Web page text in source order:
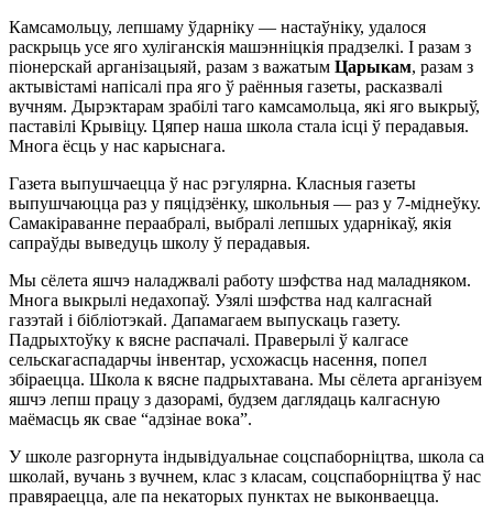
Камсамольцу, лепшаму ўдарніку — настаўніку, удалося
раскрыць усе яго хуліганскія машэнніцкія прадзелкі. І разам з
піонерскай арганізацыяй, разам з важатым Царыкам, разам з
актывістамі напісалі пра яго ў раённыя газеты, расказвалі
вучням. Дырэктарам зрабілі таго камсамольца, які яго выкрыў,
паставілі Крывіцу. Цяпер наша школа стала ісці ў перадавыя.
Многа ёсць у нас карыснага.
Газета выпушчаецца ў нас рэгулярна. Класныя газеты
выпушчаюцца раз у пяцідзёнку, школьныя — раз у 7-міднеўку.
Самакіраванне пераабралі, выбралі лепшых ударнікаў, якія
сапраўды выведуць школу ў перадавыя.
Мы сёлета яшчэ наладжвалі работу шэфства над маладняком.
Многа выкрылі недахопаў. Узялі шэфства над калгаснай
газэтай і бібліотэкай. Дапамагаем выпускаць газету.
Падрыхтоўку к вясне распачалі. Праверылі ў калгасе
сельскагаспадарчы інвентар, усхожасць насення, попел
збіраецца. Школа к вясне падрыхтавана. Мы сёлета арганізуем
яшчэ лепш працу з дазорамі, будзем даглядаць калгасную
маёмасць як свае “адзінае вока”.
У школе разгорнута індывідуальнае соцспаборніцтва, школа са
школай, вучань з вучнем, клас з класам, соцспаборніцтва ў нас
правяраецца, але па некаторых пунктах не выконваецца.